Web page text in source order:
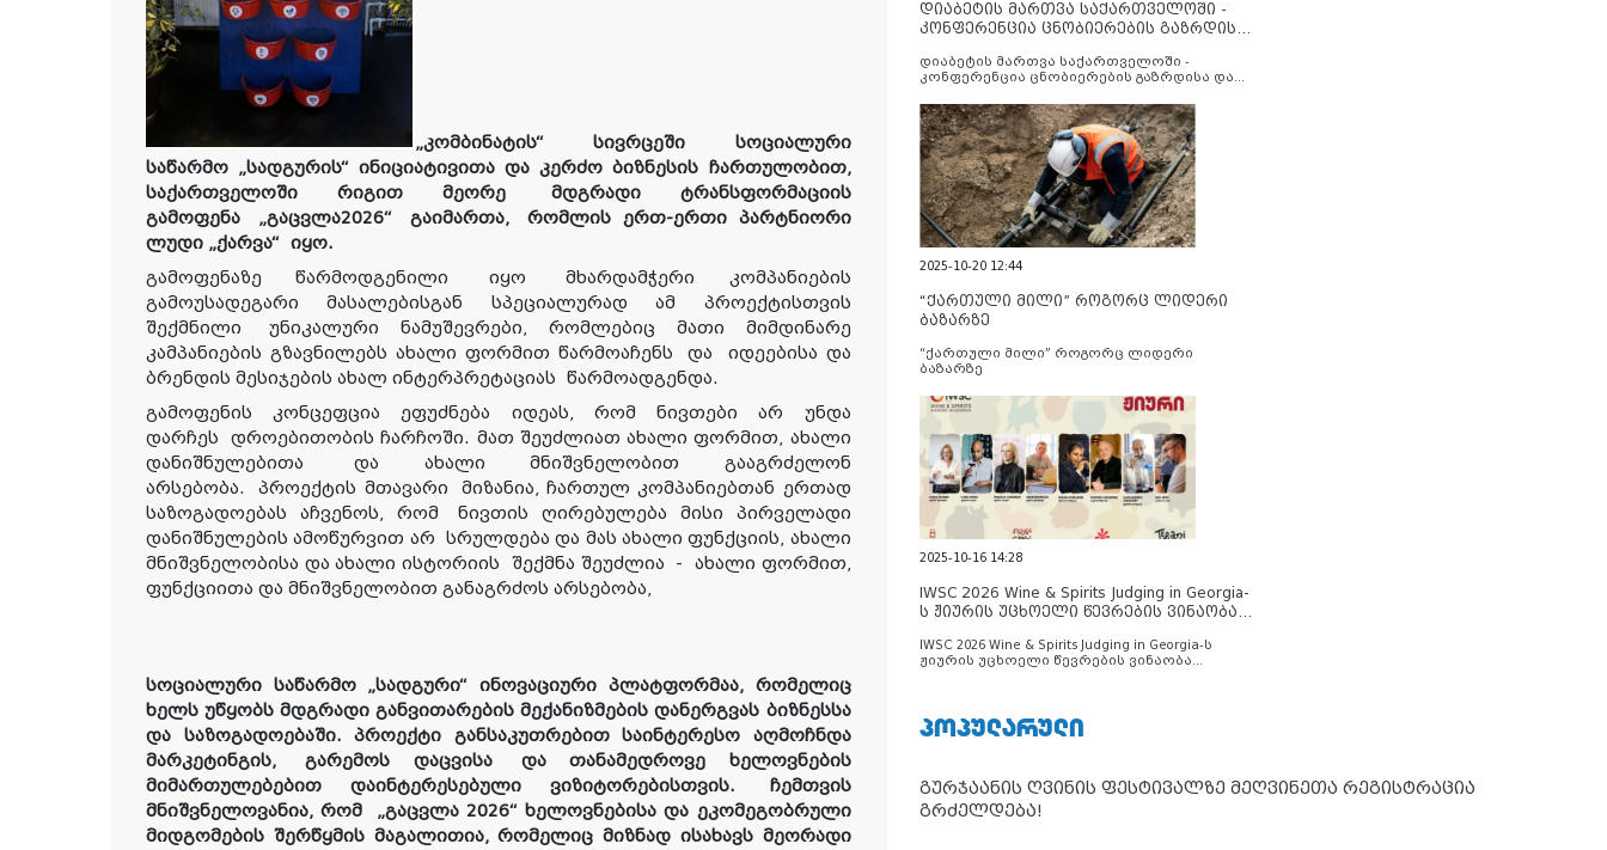
„კომბინატის“სივრცეში სოციალური
საწარმო „სადგურის“ ინიციატივითა და კერძო ბიზნესის ჩართულობით,
საქართველოში რიგით მეორე მდგრადი ტრანსფორმაციის
გამოფენა „გაცვლა2026“გაიმართა, რომლის ერთ-ერთი პარტნიორი
ლუდი „ქარვა“ იყო.
გამოფენაზე წარმოდგენილი იყომხარდამჭერი კომპანიების
გამოუსადეგარი მასალებისგან სპეციალურად ამ პროექტისთვის
შექმნილი უნიკალური ნამუშევრები , რომლებიც მათი მიმდინარე
კამპანიების გზავნილებს ახალი ფორმით წარმოაჩენს და იდეებისა და
ბრენდის მესიჯების ახალ ინტერპრეტაციას
წარმოადგენდა.
გამოფენის კონცეფცია ეფუძნება იდეას, რომ ნივთები არ უნდა
დარჩეს
დროებითობის ჩარჩოში. მათ შეუძლიათ ახალი ფორმით, ახალი
დანიშნულებითა
და ახალი მნიშვნელობით გააგრძელონ
არსებობა.პროექტის მთავარი მიზანია, ჩართულ კომპანიებთან ერთად
საზოგადოებას აჩვენოს, რომ
ნივთის ღირებულება მისი პირველადი
დანიშნულების ამოწურვით არ
სრულდება და მას ახალი ფუნქციის, ახალი
მნიშვნელობისა და ახალი ისტორიის
შექმნა შეუძლია - ახალი ფორმით,
ფუნქციითა და მნიშვნელობით განაგრძოს არსებობა
სოციალური საწარმო „სადგური“ ინოვაციური პლატფორმაა, რომელიც
ხელს უწყობს მდგრადი განვითარების მექანიზმების დანერგვას ბიზნესსა
და საზოგადოებაში. პროექტი განსაკუთრებით საინტერესო აღმოჩნდა
მარკეტინგის,გარემოს დაცვისადა თანამედროვე ხელოვნების
მიმართულებებით დაინტერესებული ვიზიტორებისთვის. ჩემთვის
მნიშვნელოვანია, რომ „გაცვლა 2026“ ხელოვნებისა და ეკომეგობრული
მიდგომების შერწყმის მაგალითია, რომელიც მიზნად ისახავს მეორადი
დიაბეტის მართვა საქართველოში -
კონფერენცია ცნობიერების გაზრდისა
დიაბეტის მართვა საქართველოში -
კონფერენცია ცნობიერების გაზრდისა და
2025-10-20 12:44
“ქართული მილი” როგორც ლიდერი
ბაზარზე
“ქართული მილი” როგორც ლიდერი
ბაზარზე
2025-10-16 14:28
IWSC 2026 Wine & Spirits Judging in Georgia-
ს ჟიურის უცხოელი წევრების ვინაობა
IWSC 2026 Wine & Spirits Judging in Georgia-ს
ჟიურის უცხოელი წევრების ვინაობა
ᲞᲝᲞᲣᲚᲐᲠᲣᲚᲘ
გურჯაანის ღვინის ფესტივალზე მეღვინეთა რეგისტრაცია
გრძელდება!